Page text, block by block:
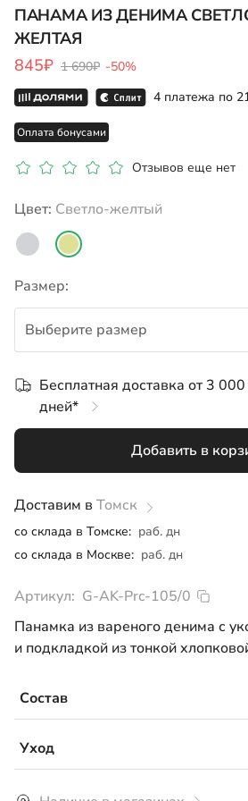
ПАНАМА ИЗ ДЕНИМА
ЖЕЛТАЯ
845₽ 1 690₽ -50%
4 платежа по
Оплата бонусами
Отзывов еще нет
Цвет: светло-желтый
Размер:
Выберите размер
50
56
Бесплатная доставка от 3
дней*
Добавить в
Доставим в Томск
со склада в Томске: раб. дн
со склада в Москве: раб. дн
Артикул: G-AK-Prc-105/0
Панамка из вареного денима с
и подкладкой из тонкой
Состав
Материал верха: вареный деним,
Уход
Рекомендуется ручная или